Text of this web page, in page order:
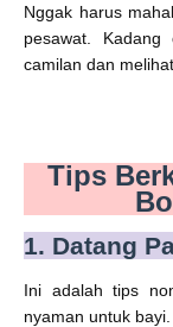
Nggak harus
pesawat.
camilan dan
Tips
1. Datang
Ini adalah tips
nyaman untuk